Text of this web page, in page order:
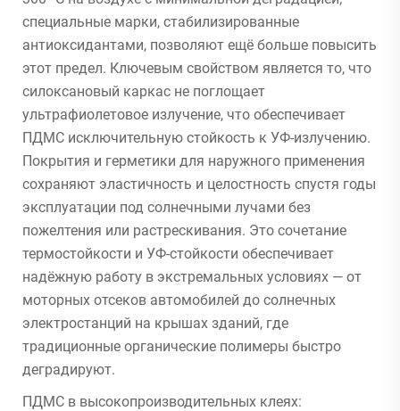
специальные марки, стабилизированные
антиоксидантами, позволяют ещё больше повысить
этот предел. Ключевым свойством является то, что
силоксановый каркас не поглощает
ультрафиолетовое излучение, что обеспечивает
ПДМС исключительную стойкость к УФ-излучению.
Покрытия и герметики для наружного применения
сохраняют эластичность и целостность спустя годы
эксплуатации под солнечными лучами без
пожелтения или растрескивания. Это сочетание
термостойкости и УФ-стойкости обеспечивает
надёжную работу в экстремальных условиях — от
моторных отсеков автомобилей до солнечных
электростанций на крышах зданий, где
традиционные органические полимеры быстро
деградируют.
ПДМС в высокопроизводительных клеях: